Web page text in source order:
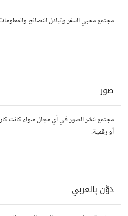
مجتمع محبي السفر وتبادل النصائح
صور
مجتمع لنشر الصور في أي مجال سواء كانت
أو رقمية.
دَوَّن بِالعربي